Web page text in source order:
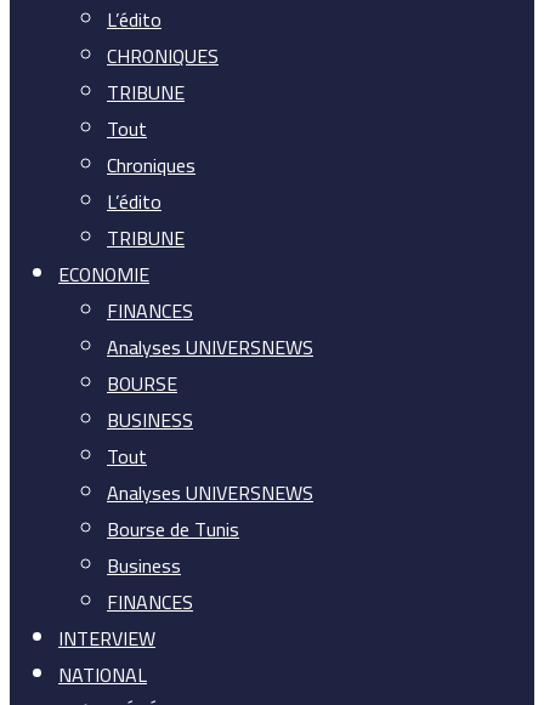
L’édito
CHRONIQUES
TRIBUNE
Tout
Chroniques
L’édito
TRIBUNE
ECONOMIE
FINANCES
Analyses UNIVERSNEWS
BOURSE
BUSINESS
Tout
Analyses UNIVERSNEWS
Bourse de Tunis
Business
FINANCES
INTERVIEW
NATIONAL